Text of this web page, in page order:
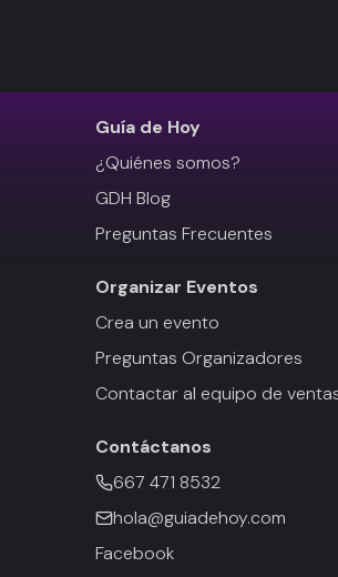
Guía de Hoy
¿Quiénes somos?
GDH Blog
Preguntas Frecuentes
Organizar Eventos
Crea un evento
Preguntas Organizadores
Contactar al equipo de
Contáctanos
667 471 8532
hola@guiadehoy.com
Facebook